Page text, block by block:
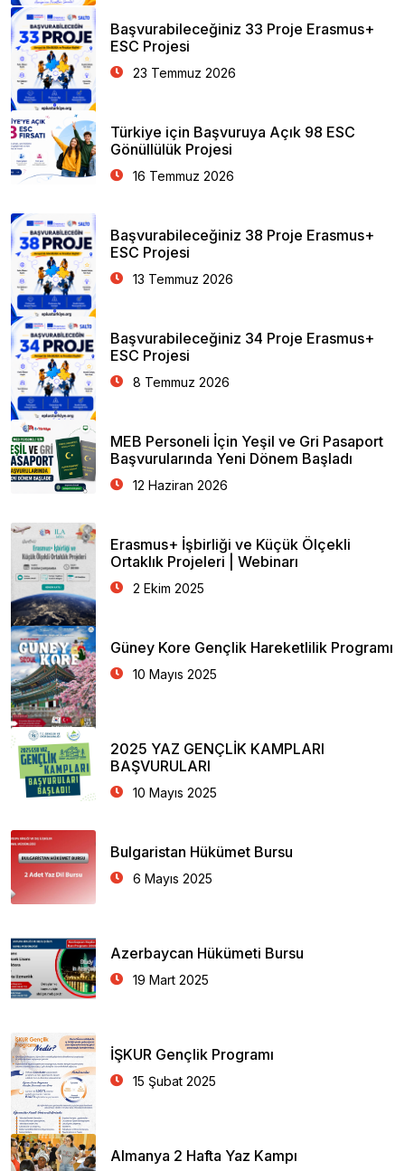
Başvurabileceğiniz 33 Proje Erasmus+
ESC Projesi
23 Temmuz 2026
Türkiye için Başvuruya Açık 98 ESC
Gönüllülük Projesi
16 Temmuz 2026
Başvurabileceğiniz 38 Proje Erasmus+
ESC Projesi
13 Temmuz 2026
Başvurabileceğiniz 34 Proje Erasmus+
ESC Projesi
8 Temmuz 2026
MEB Personeli İçin Yeşil ve Gri Pasaport
Başvurularında Yeni Dönem Başladı
12 Haziran 2026
Erasmus+ İşbirliği ve Küçük Ölçekli
Ortaklık Projeleri | Webinarı
2 Ekim 2025
Güney Kore Gençlik Hareketlilik Programı
10 Mayıs 2025
2025 YAZ GENÇLİK KAMPLARI
BAŞVURULARI
10 Mayıs 2025
Bulgaristan Hükümet Bursu
6 Mayıs 2025
Azerbaycan Hükümeti Bursu
19 Mart 2025
İŞKUR Gençlik Programı
15 Şubat 2025
Almanya 2 Hafta Yaz Kampı